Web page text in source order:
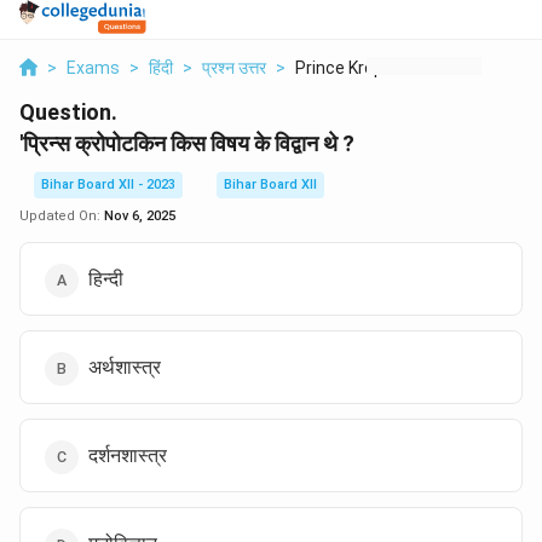
> Exams > हिंदी > प्रश्न उत्तर > Prince Kropotkin Kis...
Question.
'प्रिन्स क्रोपोटकिन किस विषय के विद्वान थे ?
Bihar Board XII - 2023
Bihar Board XII
Updated On: Nov 6, 2025
हिन्दी
अर्थशास्त्र
दर्शनशास्त्र